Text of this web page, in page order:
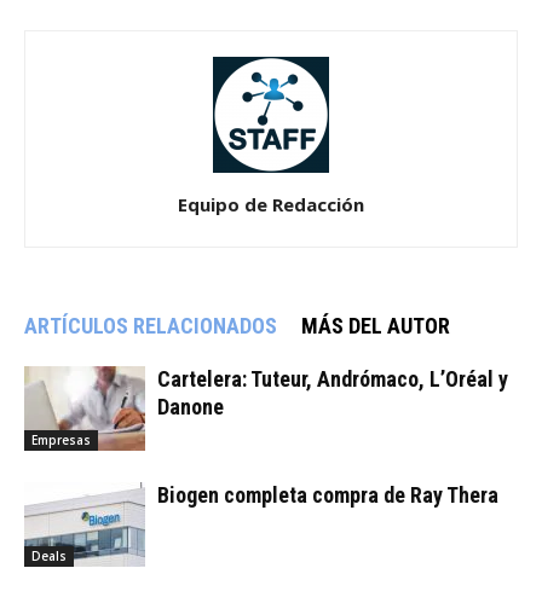
Equipo de Redacción
ARTÍCULOS RELACIONADOS MÁS DEL AUTOR
Empresas
Cartelera: Tuteur, Andrómaco, L’Oréal y
Danone
Deals
Biogen completa compra de Ray Thera